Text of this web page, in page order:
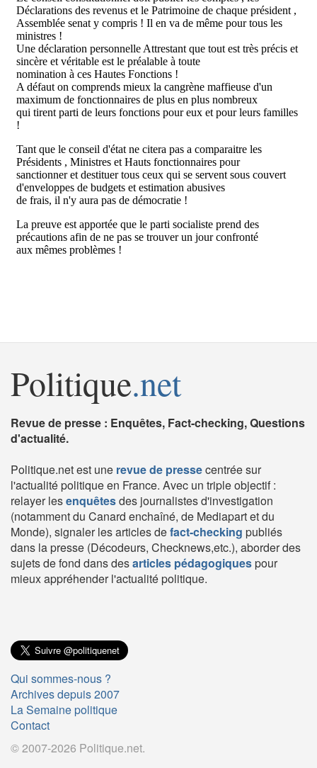
Politique.net
Revue de presse : Enquêtes, Fact-checking, Questions
d'actualité.
Politique.net est une revue de pressecentrée sur
l'actualité politique en France. Avec un triple objectif :
relayer lesenquêtesdes journalistes d'investigation
(notamment du Canard enchaîné, de Mediapart et du
Monde), signaler les articles defact-checking publiés
dans la presse (Décodeurs, Checknews,etc.), aborder des
sujets de fond dans desarticles pédagogiquespour
mieux appréhender l'actualité politique.
Qui sommes-nous ?
Archives depuis 2007
La Semaine politique
Contact
© 2007-2026 Politique.net.